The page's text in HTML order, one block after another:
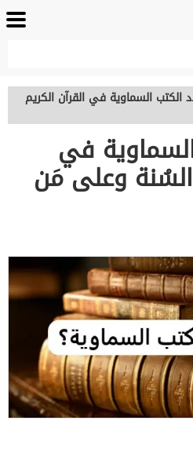
الكتب السماوية في القرآن الكريم
في
وعلى مَن